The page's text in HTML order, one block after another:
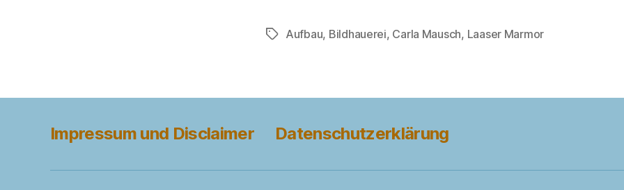
Schlagwörter
Aufbau, Bildhauerei, Carla Mausch, Laaser Marmor
Impressum und Disclaimer Datenschutzerklärung